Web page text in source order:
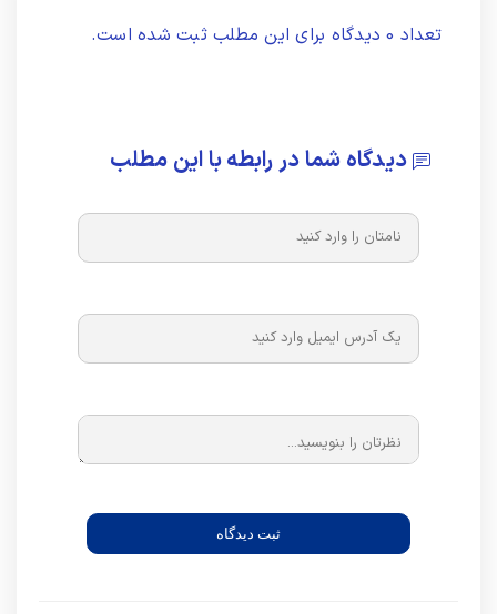
تعداد 0 دیدگاه برای این مطلب ثبت شده است.
دیدگاه شما در رابطه با این مطلب
ثبت دیدگاه